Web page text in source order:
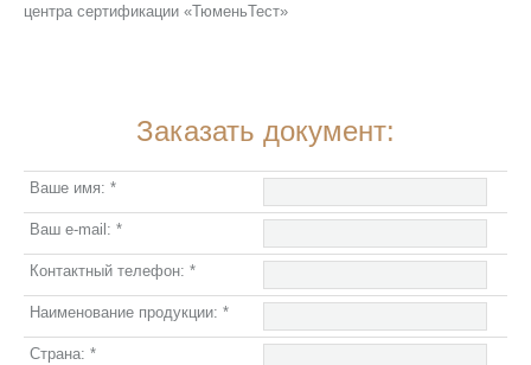
центра сертификации «ТюменьТест»
Заказать документ:
Ваше имя: *
Ваш e-mail: *
Контактный телефон: *
Наименование продукции: *
Страна: *